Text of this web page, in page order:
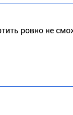
ровно не